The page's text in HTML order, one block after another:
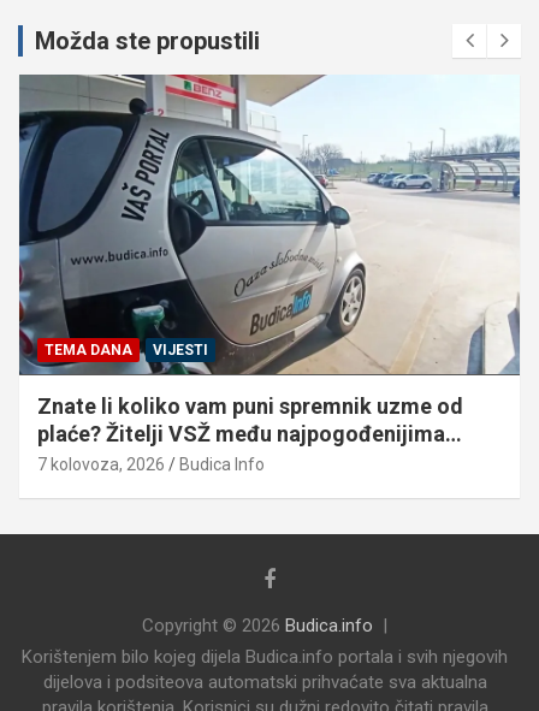
Možda ste propustili
TEMA DANA VIJESTI
Znate li koliko vam puni spremnik uzme od
plaće? Žitelji VSŽ među najpogođenijima…
7 kolovoza, 2026 Budica Info
Copyright © 2026 Budica.info
Korištenjem bilo kojeg dijela Budica.info portala i svih njegovih
dijelova i podsiteova automatski prihvaćate sva aktualna